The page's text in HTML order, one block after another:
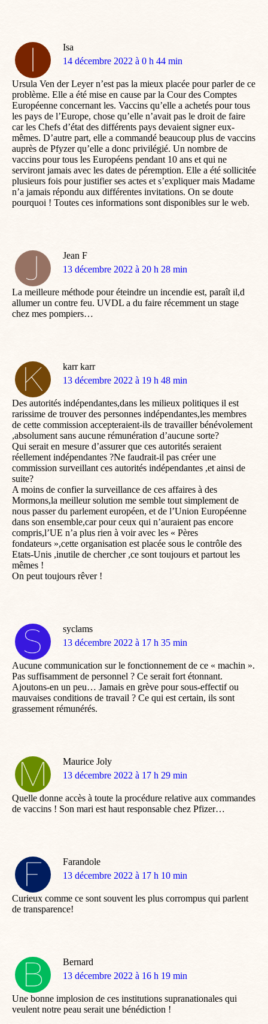
Isa
dit
14 décembre 2022 à 0 h 44 min
Ursula Ven der Leyer n’est pas la mieux placée pour parler de ce
problème. Elle a été mise en cause par la Cour des Comptes
Européenne concernant les. Vaccins qu’elle a achetés pour tous
les pays de l’Europe, chose qu’elle n’avait pas le droit de faire
car les Chefs d’état des différents pays devaient signer eux-
mêmes. D’autre part, elle a commandé beaucoup plus de vaccins
auprès de Pfyzer qu’elle a donc privilégié. Un nombre de
vaccins pour tous les Européens pendant 10 ans et qui ne
serviront jamais avec les dates de péremption. Elle a été sollicitée
plusieurs fois pour justifier ses actes et s’expliquer mais Madame
n’a jamais répondu aux différentes invitations. On se doute
pourquoi ! Toutes ces informations sont disponibles sur le web.
Jean F
dit
13 décembre 2022 à 20 h 28 min
La meilleure méthode pour éteindre un incendie est, paraît il,d
allumer un contre feu. UVDL a du faire récemment un stage
chez mes pompiers…
karr karr
dit
13 décembre 2022 à 19 h 48 min
Des autorités indépendantes,dans les milieux politiques il est
rarissime de trouver des personnes indépendantes,les membres
de cette commission accepteraient-ils de travailler bénévolement
,absolument sans aucune rémunération d’aucune sorte?
Qui serait en mesure d’assurer que ces autorités seraient
réellement indépendantes ?Ne faudrait-il pas créer une
commission surveillant ces autorités indépendantes ,et ainsi de
suite?
A moins de confier la surveillance de ces affaires à des
Mormons,la meilleur solution me semble tout simplement de
nous passer du parlement européen, et de l’Union Européenne
dans son ensemble,car pour ceux qui n’auraient pas encore
compris,l’UE n’a plus rien à voir avec les « Pères
fondateurs »,cette organisation est placée sous le contrôle des
Etats-Unis ,inutile de chercher ,ce sont toujours et partout les
mêmes !
On peut toujours rêver !
syclams
dit
13 décembre 2022 à 17 h 35 min
Aucune communication sur le fonctionnement de ce « machin ».
Pas suffisamment de personnel ? Ce serait fort étonnant.
Ajoutons-en un peu… Jamais en grève pour sous-effectif ou
mauvaises conditions de travail ? Ce qui est certain, ils sont
grassement rémunérés.
Maurice Joly
dit
13 décembre 2022 à 17 h 29 min
Quelle donne accès à toute la procédure relative aux commandes
de vaccins ! Son mari est haut responsable chez Pfizer…
Farandole
dit
13 décembre 2022 à 17 h 10 min
Curieux comme ce sont souvent les plus corrompus qui parlent
de transparence!
Bernard
dit
13 décembre 2022 à 16 h 19 min
Une bonne implosion de ces institutions supranationales qui
veulent notre peau serait une bénédiction !